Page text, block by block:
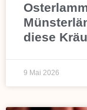
diese
9 Mai 2026